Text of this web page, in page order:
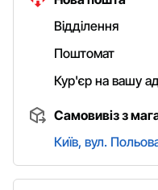
Відділення
Поштомат
Кур'єр на вашу
Самовивіз з
Київ, вул.